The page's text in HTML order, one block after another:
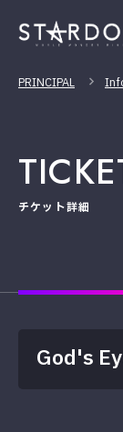
PRINCIPAL
チケット詳細
God's